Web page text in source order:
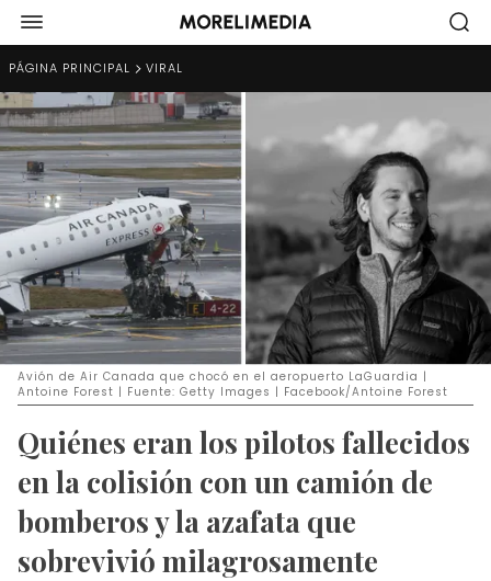
PÁGINA PRINCIPAL VIRAL
Avión de Air Canada que chocó en el aeropuerto LaGuardia |
Antoine Forest | Fuente: Getty Images | Facebook/Antoine Forest
Quiénes eran los pilotos fallecidos
en la colisión con un camión de
bomberos y la azafata que
sobrevivió milagrosamente